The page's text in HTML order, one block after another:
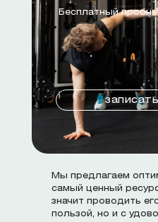
Мы предлагаем
самый ценный
значит проводить
пользой, но и с
Бесплатный